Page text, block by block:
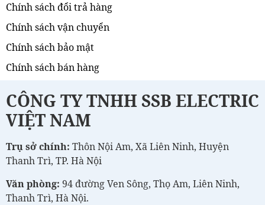
Chính sách đổi trả hàng
Chính sách vận chuyển
Chính sách bảo mật
Chính sách bán hàng
CÔNG TY TNHH SSB ELECTRIC
VIỆT NAM
Trụ sở chính: Thôn Nội Am, Xã Liên Ninh, Huyện
Thanh Trì, TP. Hà Nội
Văn phòng: 94 đường Ven Sông, Thọ Am, Liên Ninh,
Thanh Trì, Hà Nội.